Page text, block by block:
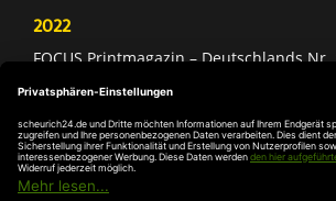
2022
FOCUS Printmagazin – Deutschlands
Deutschland Test – Bester Onlineshop
FOCUS Money – Branchensieger „Rund
DIE WELT – Service-Champion im
DIE WELT – Branchengewinner Gold-
Antriebe)